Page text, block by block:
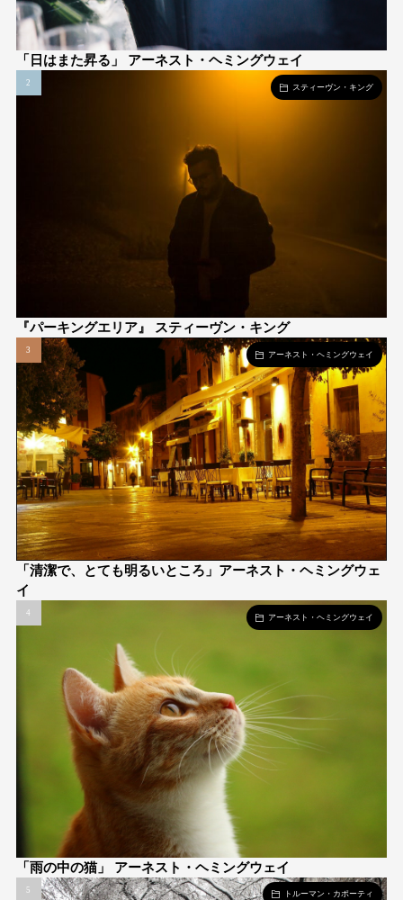
「日はまた昇る」 アーネスト・ヘミングウェイ
スティーヴン・キング
『パーキングエリア』 スティーヴン・キング
アーネスト・ヘミングウェイ
「清潔で、とても明るいところ」アーネスト・ヘミングウェ
イ
アーネスト・ヘミングウェイ
「雨の中の猫」 アーネスト・ヘミングウェイ
トルーマン・カポーティ